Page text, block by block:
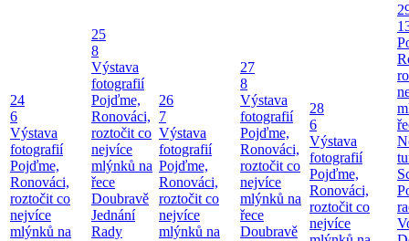
24
6
Výstava
fotografií
Pojďme,
Ronováci,
roztočit co
nejvíce
mlýnků na
25
8
Výstava
fotografií
Pojďme,
Ronováci,
roztočit co
nejvíce
mlýnků na
řece
Doubravě
Jednání
Rady
26
7
Výstava
fotografií
Pojďme,
Ronováci,
roztočit co
nejvíce
mlýnků na
27
8
Výstava
fotografií
Pojďme,
Ronováci,
roztočit co
nejvíce
mlýnků na
řece
Doubravě
28
6
Výstava
fotografií
Pojďme,
Ronováci,
roztočit co
nejvíce